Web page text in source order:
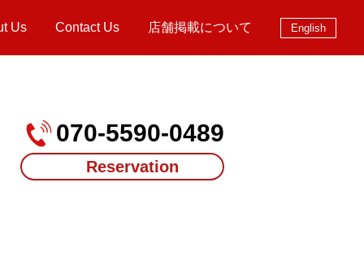
Us Contact Us 店舗掲載について English
070-5590-0489
Reservation